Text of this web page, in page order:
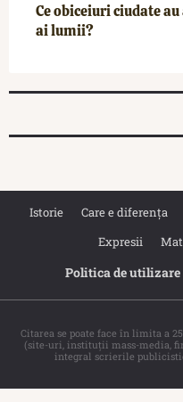
Ce obiceiuri ciudate
ai lumii?
Istorie Care e diferența
Expresii
Politica de utilizare
Citarea se poate face în limita a
(site-uri, instituţii mass-media,
integral scrierile